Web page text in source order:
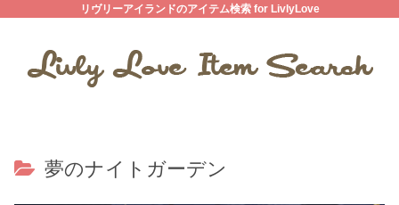
リヴリーアイランドのアイテム検索 for LivlyLove
夢のナイトガーデン